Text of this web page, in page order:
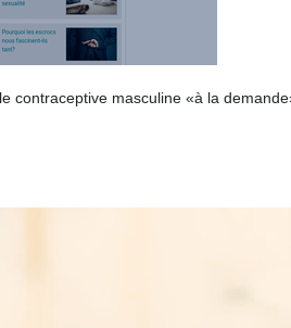
contraceptive masculine «à la